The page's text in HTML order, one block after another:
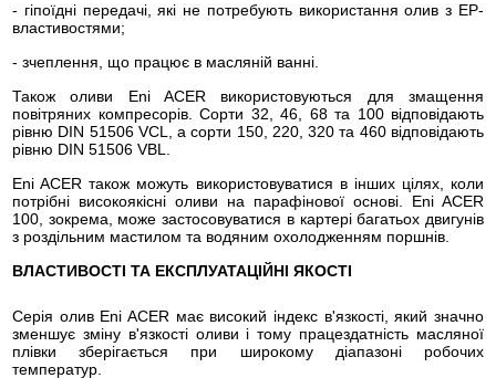
- гіпоїдні передачі, які не потребують використання олив з EP-
властивостями;
- зчеплення, що працює в масляній ванні.
Також оливи Eni ACER використовуються для змащення
повітряних компресорів. Сорти 32, 46, 68 та 100 відповідають
рівню DIN 51506 VCL, а сорти 150, 220, 320 та 460 відповідають
рівню DIN 51506 VBL.
Eni ACER також можуть використовуватися в інших цілях, коли
потрібні високоякісні оливи на парафінової основі. Eni ACER
100, зокрема, може застосовуватися в картері багатьох двигунів
з роздільним мастилом та водяним охолодженням поршнів.
ВЛАСТИВОСТІ ТА ЕКСПЛУАТАЦІЙНІ ЯКОСТІ
Серія олив Eni ACER має високий індекс в'язкості, який значно
зменшує зміну в'язкості оливи і тому працездатність масляної
плівки зберігається при широкому діапазоні робочих
температур.